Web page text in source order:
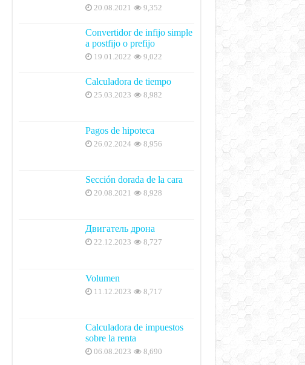
20.08.2021 9,352
Convertidor de infijo simple
a postfijo o prefijo
19.01.2022 9,022
Calculadora de tiempo
25.03.2023 8,982
Pagos de hipoteca
26.02.2024 8,956
Sección dorada de la cara
20.08.2021 8,928
Двигатель дрона
22.12.2023 8,727
Volumen
11.12.2023 8,717
Calculadora de impuestos
sobre la renta
06.08.2023 8,690